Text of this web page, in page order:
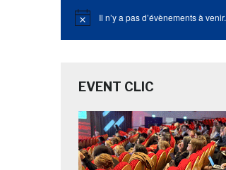
Notice Il n’y a pas d’évènements à venir.
EVENT CLIC